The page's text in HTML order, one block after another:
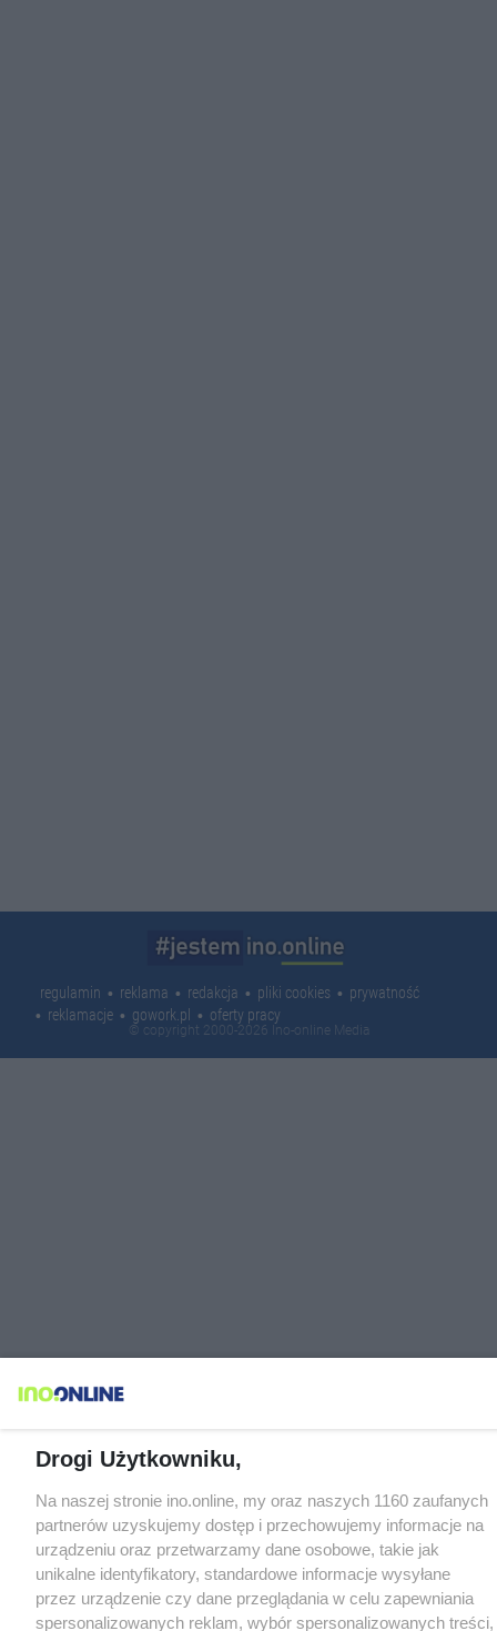
regulamin reklama redakcja pliki cookies
prywatność
reklamacje
gowork.pl oferty pracy
© copyright 2000-2026 Ino-online Media
Drogi Użytkowniku,
Na naszej stronie ino.online, my oraz naszych 1160 zaufanych
partnerów uzyskujemy dostęp i przechowujemy informacje na
urządzeniu oraz przetwarzamy dane osobowe, takie jak
unikalne identyfikatory, standardowe informacje wysyłane
przez urządzenie czy dane przeglądania w celu zapewniania
spersonalizowanych reklam, wybór spersonalizowanych treści,